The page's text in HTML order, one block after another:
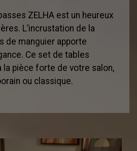
ZELHA est un heureux
L’incrustation de la
de manguier apporte
Ce set de tables
la pièce forte de votre salon,
ou classique.